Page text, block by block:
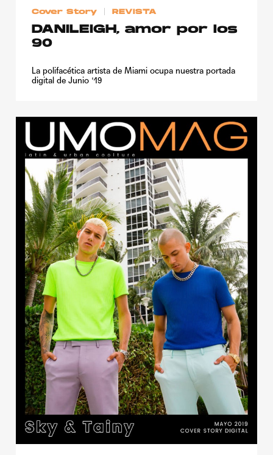
Cover Story REVISTA
DANILEIGH, amor por los
90
La polifacética artista de Miami ocupa nuestra portada
digital de Junio '19